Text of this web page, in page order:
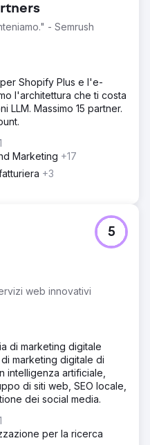
- Semrush
Shopify Plus e l'e-
l'architettura che ti costa
LLM. Massimo 15 partner.
Marketing +17
+3
web innovativi
5
di marketing digitale
marketing digitale di
intelligenza artificiale,
di siti web, SEO locale,
dei social media.
per la ricerca